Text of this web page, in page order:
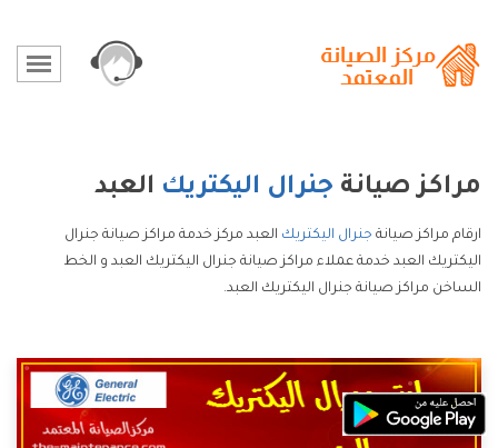
مراكز صيانة جنرال اليكتريك العبد
ارقام مراكز صيانة جنرال اليكتريك العبد مركز خدمة مراكز صيانة جنرال
اليكتريك العبد خدمة عملاء مراكز صيانة جنرال اليكتريك العبد و الخط
الساخن مراكز صيانة جنرال اليكتريك العبد.